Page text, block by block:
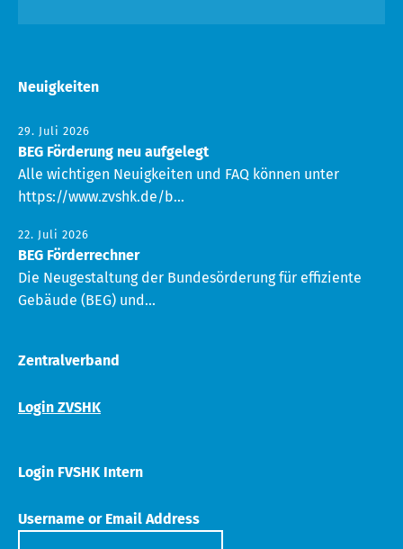
Neuigkeiten
29. Juli 2026
BEG Förderung neu aufgelegt
Alle wichtigen Neuigkeiten und FAQ können unter
https://www.zvshk.de/b...
22. Juli 2026
BEG Förderrechner
Die Neugestaltung der Bundesörderung für effiziente
Gebäude (BEG) und...
Zentralverband
Login ZVSHK
Login FVSHK Intern
Username or Email Address